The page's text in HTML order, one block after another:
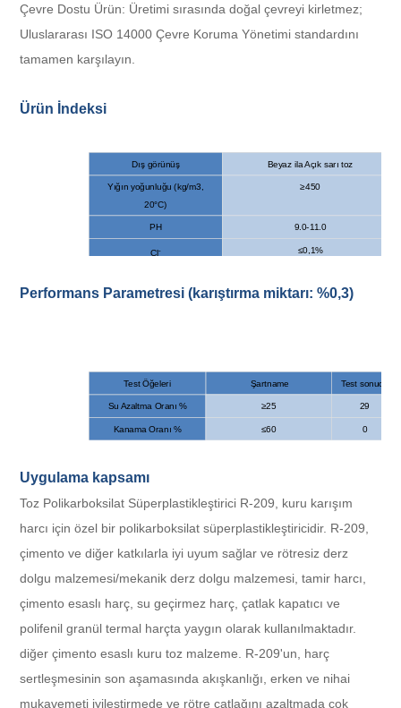
Çevre Dostu Ürün: Üretimi sırasında doğal çevreyi kirletmez;
Uluslararası ISO 14000 Çevre Koruma Yönetimi standardını
tamamen karşılayın.
Ürün İndeksi
Dış görünüş Beyaz ila Açık sarı toz
Yığın yoğunluğu (kg/m3,
20°C)
≥450
PH 9.0-11.0
Cl ≤0,1%
Performans Parametresi(karıştırma miktarı: %0,3)
Test Öğeleri Şartname Test sonucu
Su Azaltma Oranı % ≥25 29
Kanama Oranı % ≤60 0
İlk ayar zaman farkı
son set -90~120
Mukavemet
Oranı %
boyutlu
≥160 215
7 gün ≥150
28 gün ≥140
büzülme % 28 gün ≤110
Uygulama kapsamı
Toz Polikarboksilat Süperplastikleştirici R-209, kuru karışım
harcı için özel bir polikarboksilat süperplastikleştiricidir. R-209,
çimento ve diğer katkılarla iyi uyum sağlar ve rötresiz derz
dolgu malzemesi/mekanik derz dolgu malzemesi, tamir harcı,
çimento esaslı harç, su geçirmez harç, çatlak kapatıcı ve
polifenil granül termal harçta yaygın olarak kullanılmaktadır.
diğer çimento esaslı kuru toz malzeme. R-209'un, harç
sertleşmesinin son aşamasında akışkanlığı, erken ve nihai
mukavemeti iyileştirmede ve rötre çatlağını azaltmada çok